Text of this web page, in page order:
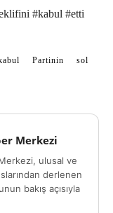
#kabul #etti
Partinin sol
Merkezi
ulusal ve
derlenen
bakış açısıyla